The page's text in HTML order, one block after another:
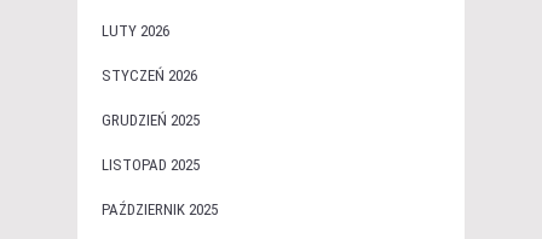
LUTY 2026
STYCZEŃ 2026
GRUDZIEŃ 2025
LISTOPAD 2025
PAŹDZIERNIK 2025